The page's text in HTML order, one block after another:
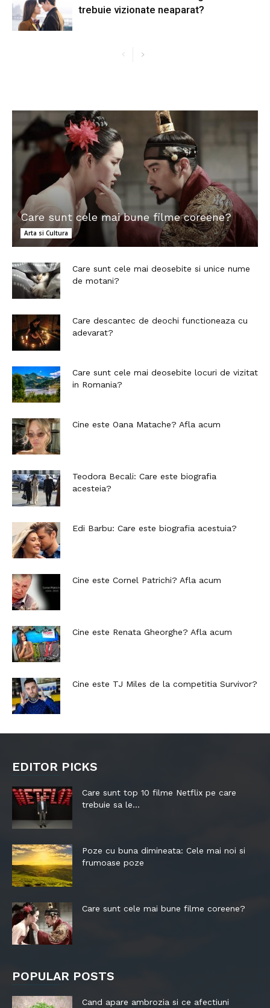
trebuie vizionate neaparat?
Care sunt cele mai bune filme coreene?
Arta si Cultura
Care sunt cele mai deosebite si unice nume
de motani?
Care descantec de deochi functioneaza cu
adevarat?
Care sunt cele mai deosebite locuri de vizitat
in Romania?
Cine este Oana Matache? Afla acum
Teodora Becali: Care este biografia
acesteia?
Edi Barbu: Care este biografia acestuia?
Cine este Cornel Patrichi? Afla acum
Cine este Renata Gheorghe? Afla acum
Cine este TJ Miles de la competitia Survivor?
EDITOR PICKS
Care sunt top 10 filme Netflix pe care
trebuie sa le...
Poze cu buna dimineata: Cele mai noi si
frumoase poze
Care sunt cele mai bune filme coreene?
POPULAR POSTS
Cand apare ambrozia si ce afectiuni